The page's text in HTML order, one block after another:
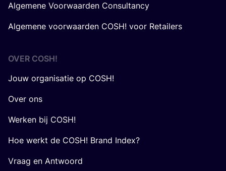
Algemene Voorwaarden Consultancy
Algemene voorwaarden COSH! voor Retailers
OVER COSH!
Jouw organisatie op COSH!
Over ons
Werken bij COSH!
Hoe werkt de COSH! Brand Index?
Vraag en Antwoord